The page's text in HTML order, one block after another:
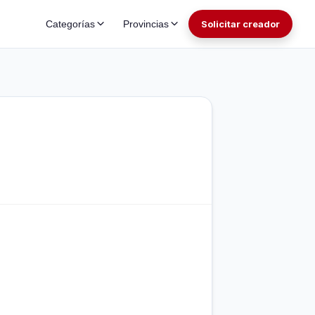
Categorías Provincias Solicitar creador